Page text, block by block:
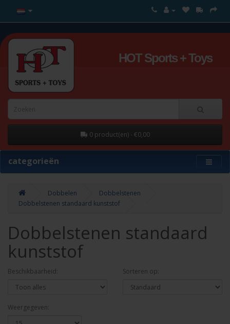
HOT Sports + Toys
0 product(en) - €0,00
categorieën
Dobbelen
Dobbelstenen
Dobbelstenen standaard kunststof
Dobbelstenen standaard
kunststof
Beschikbaarheid: Sorteren op:
Weergegeven: